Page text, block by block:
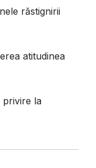
răstignirii
atitudinea
privire la